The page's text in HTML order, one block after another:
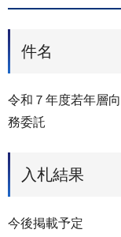
件名
令和７年度若年層
務委託
入札結果
今後掲載予定